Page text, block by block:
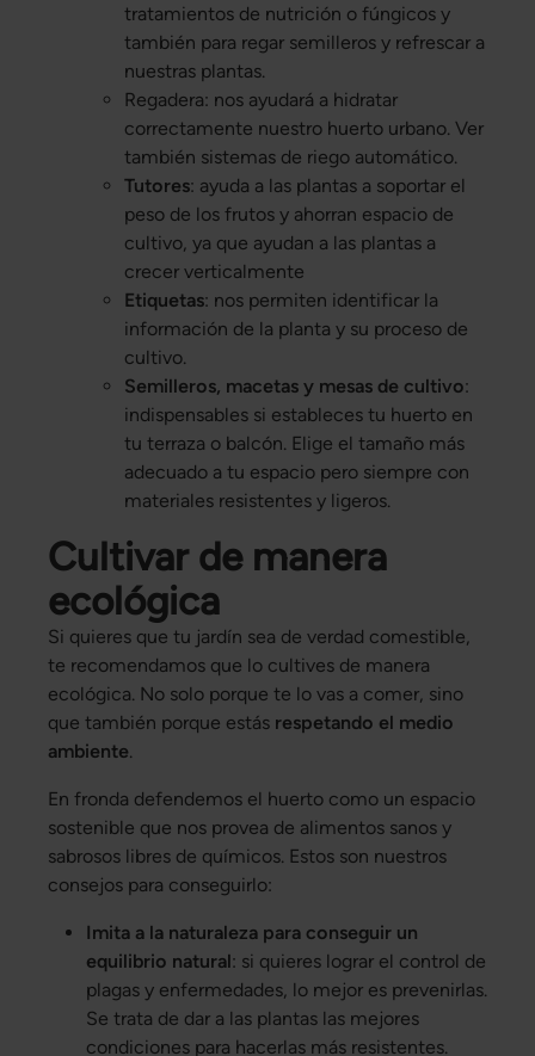
tratamientos de nutrición o fúngicos y
también para regar semilleros y refrescar a
nuestras plantas.
Regadera: nos ayudará a hidratar
correctamente nuestro huerto urbano. Ver
también sistemas de riego automático.
Tutores: ayuda a las plantas a soportar el
peso de los frutos y ahorran espacio de
cultivo, ya que ayudan a las plantas a
crecer verticalmente
Etiquetas: nos permiten identificar la
información de la planta y su proceso de
cultivo.
Semilleros, macetas y mesas de cultivo:
indispensables si estableces tu huerto en
tu terraza o balcón. Elige el tamaño más
adecuado a tu espacio pero siempre con
materiales resistentes y ligeros.
Cultivar de manera
ecológica
Si quieres que tu jardín sea de verdad comestible,
te recomendamos que lo cultives de manera
ecológica. No solo porque te lo vas a comer, sino
que también porque estás respetando el medio
ambiente.
En fronda defendemos el huerto como un espacio
sostenible que nos provea de alimentos sanos y
sabrosos libres de químicos. Estos son nuestros
consejos para conseguirlo:
Imita a la naturaleza para conseguir un
equilibrio natural: si quieres lograr el control de
plagas y enfermedades, lo mejor es prevenirlas.
Se trata de dar a las plantas las mejores
condiciones para hacerlas más resistentes.